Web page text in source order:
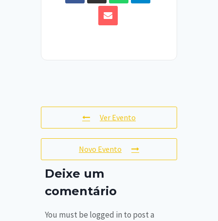
Ver Evento
Novo Evento
Deixe um
comentário
You must be logged in to post a